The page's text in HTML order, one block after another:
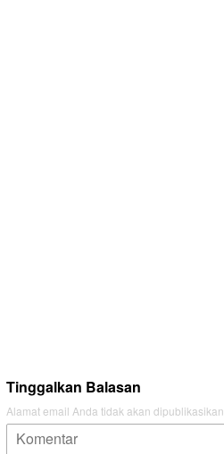
Tinggalkan Balasan
Alamat email Anda tidak akan dipublikasikan.